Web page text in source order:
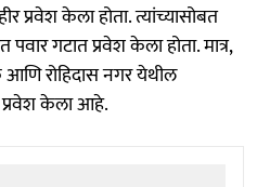
प्रवेश केला होता. त्यांच्यासोबत
पवार गटात प्रवेश केला होता. मात्र,
रोहिदास नगर येथील
प्रवेश केला आहे.